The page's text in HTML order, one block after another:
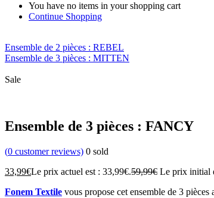
You have no items in your shopping cart
Continue Shopping
Ensemble de 2 pièces : REBEL
Ensemble de 3 pièces : MITTEN
Sale
Ensemble de 3 pièces : FANCY
(0 customer reviews) 0 sold
33,99€Le prix actuel est : 33,99€.59,99€ Le prix initial
Fonem Textile vous propose cet ensemble de 3 pièces